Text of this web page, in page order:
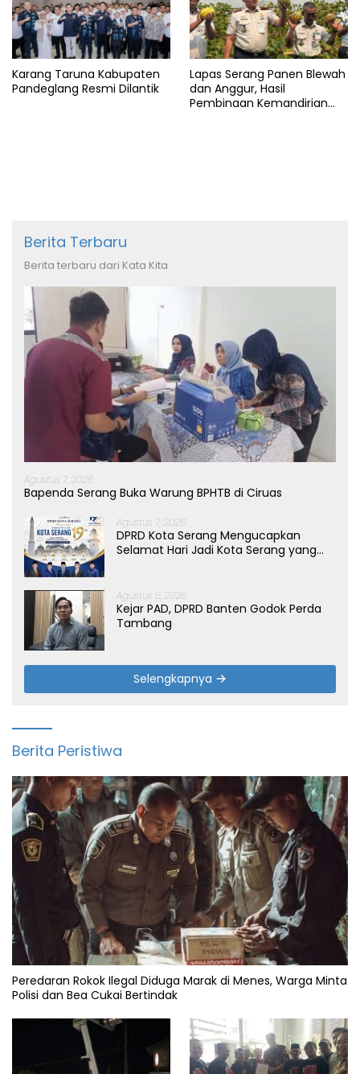
Karang Taruna Kabupaten
Pandeglang Resmi Dilantik
Lapas Serang Panen Blewah
dan Anggur, Hasil
Pembinaan Kemandirian
Berita Terbaru
Berita terbaru dari Kata Kita
Agustus 7, 2026
Bapenda Serang Buka Warung BPHTB di Ciruas
Agustus 7, 2026
DPRD Kota Serang Mengucapkan
Selamat Hari Jadi Kota Serang yang
Agustus 5, 2026
Kejar PAD, DPRD Banten Godok Perda
Tambang
Selengkapnya
Berita Peristiwa
Peredaran Rokok Ilegal Diduga Marak di Menes, Warga Minta
Polisi dan Bea Cukai Bertindak